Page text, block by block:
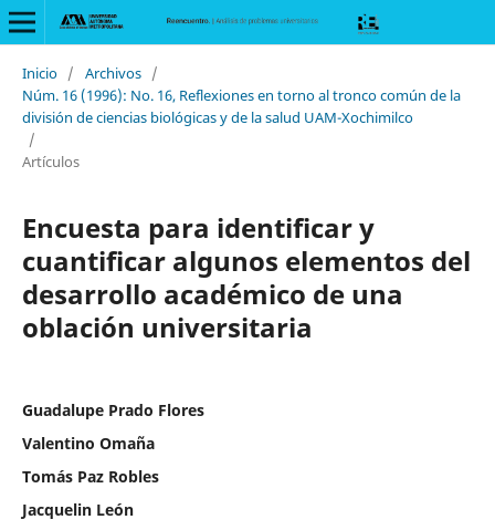
Inicio / Archivos /
Núm. 16 (1996): No. 16, Reflexiones en torno al tronco común de la
división de ciencias biológicas y de la salud UAM-Xochimilco
/
Artículos
Encuesta para identificar y
cuantificar algunos elementos del
desarrollo académico de una
oblación universitaria
Guadalupe Prado Flores
Valentino Omaña
Tomás Paz Robles
Jacquelin León